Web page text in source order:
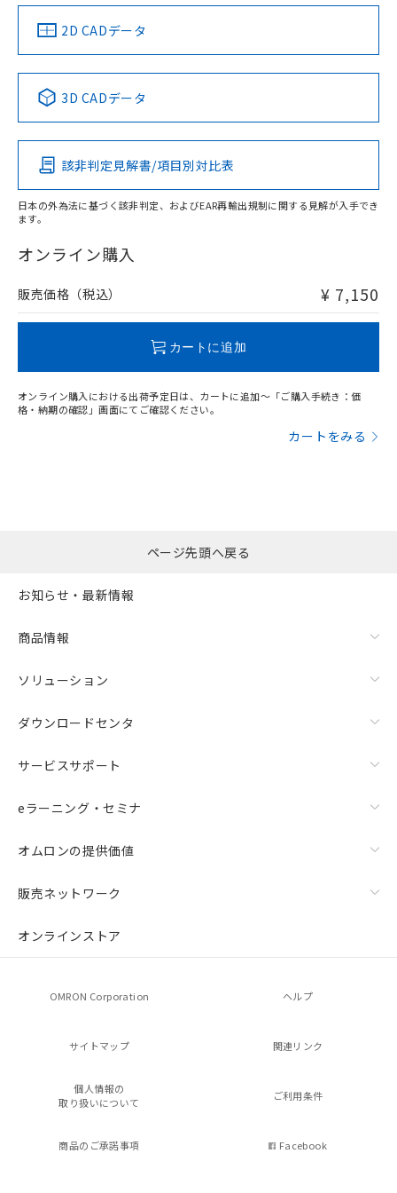
中国 RoHS 注意事項・凡例
Pb Hg Cd Cr(VI)
O
在庫等で未対応品が混在する可能性があります。
問い合わせください。
（イギリス
船舶規格）
（ノルウェー
（フランス
（韓国
Yes No No No
この製品の規格認証/適合状況ページへ
その他の認証はこちらのページからご検索ください
2D CADデータ
3D CADデータ
該非判定見解書/項目別対比表
日本の外為法に基づく該非判定、およびEAR再輸出規制に関する見解が入手でき
ます。
オンライン購入
販売価格（税込） ¥ 7,150
カートに追加
オンライン購入における出荷予定日は、カートに追加～「ご購入手続き：価
格・納期の確認」画面にてご確認ください。
カートをみる
ページ先頭へ戻る
お知らせ・最新情報
商品情報
ソリューション
ダウンロードセンタ
サービスサポート
eラーニング・セミナ
オムロンの提供価値
販売ネットワーク
オンラインストア
OMRON Corporation ヘルプ
サイトマップ 関連リンク
個人情報の
取り扱いについて
ご利用条件
商品のご承諾事項 Facebook